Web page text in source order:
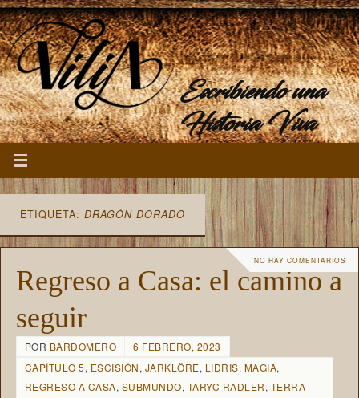
Escribiendo una
Historia Viva
ETIQUETA: DRAGÓN DORADO
NO HAY COMENTARIOS
Regreso a Casa: el camino a
seguir
POR BARDOMERO
6 FEBRERO, 2023
CAPÍTULO 5, ESCISIÓN, JARKLÔRE, LIDRIS, MAGIA,
REGRESO A CASA, SUBMUNDO, TARYC RADLER, TERRA